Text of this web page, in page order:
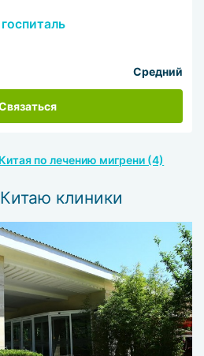
Средний
по лечению мигрени (4)
клиники